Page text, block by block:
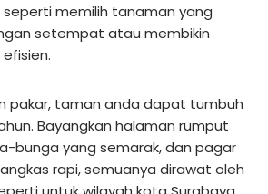
memilih tanaman yang
setempat atau membikin
pakar, taman anda dapat tumbuh
Bayangkan halaman rumput
bunga yang semarak, dan pagar
rapi, semuanya dirawat oleh